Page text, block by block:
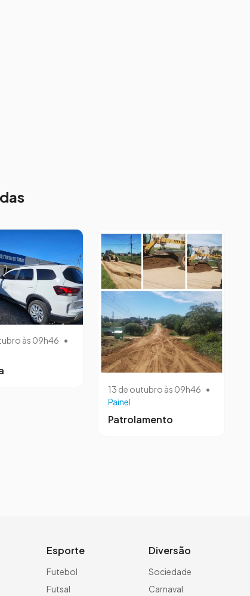
às 09h46 •
13 de outubro às 09h46 •
Painel
Patrolamento
Esporte
Futebol
Futsal
Diversão
Sociedade
Carnaval